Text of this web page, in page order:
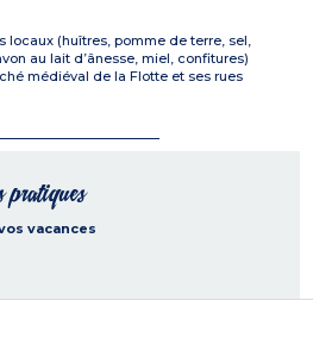
locaux (huîtres, pomme de terre, sel,
au lait d’ânesse, miel, confitures)
médiéval de la Flotte et ses rues
pratiques
vacances